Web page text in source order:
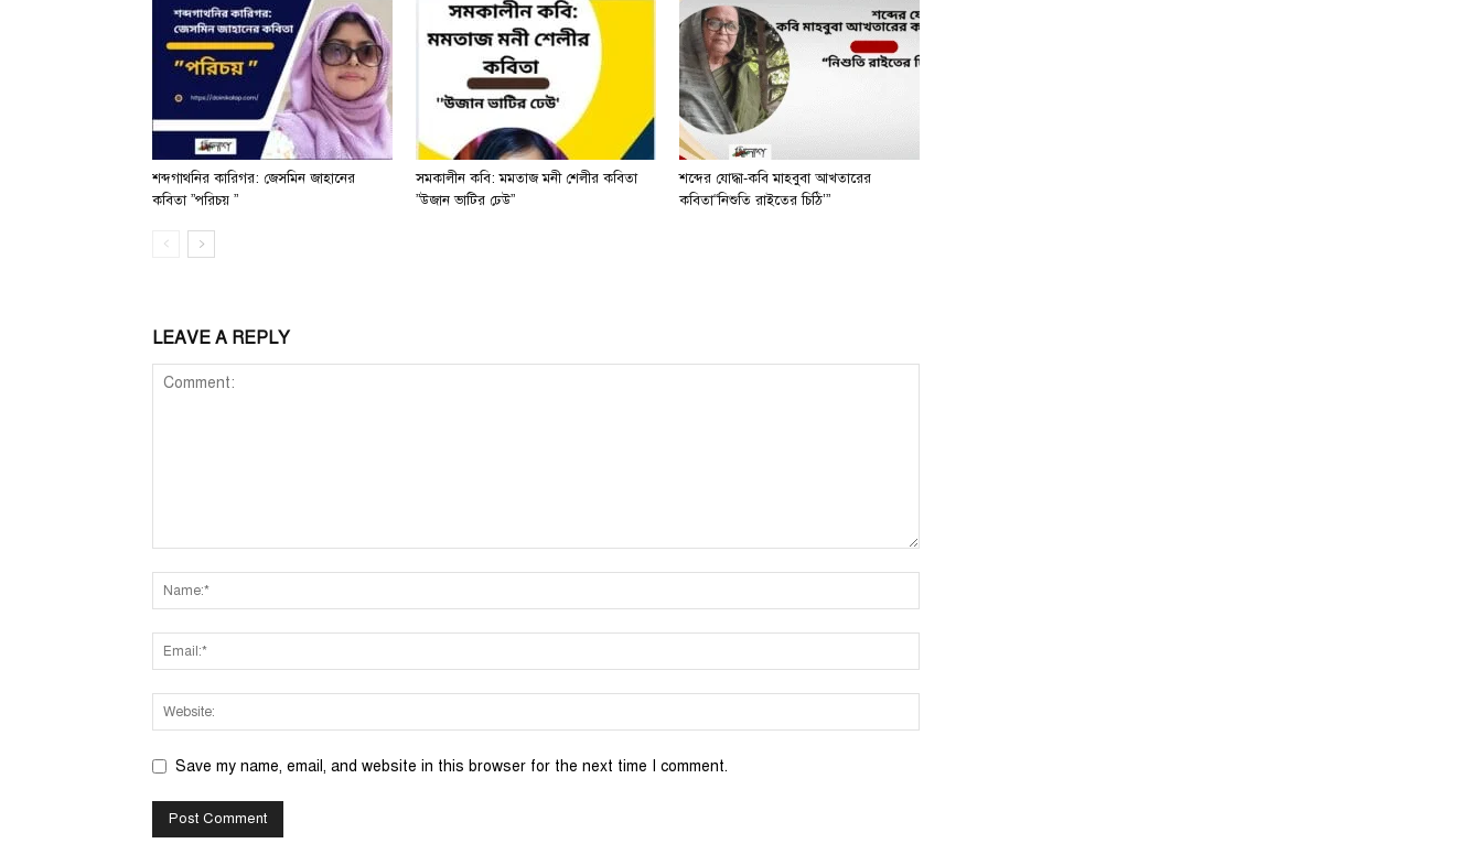
শব্দগাথনির কারিগর: জেসমিন জাহানের
কবিতা ”পরিচয় ”
সমকালীন কবি: মমতাজ মনী শেলীর কবিতা
”উজান ভাটির ঢেউ”
শব্দের যোদ্ধা-কবি মাহবুবা আখতারের
কবিতা“নিশুতি রাইতের চিঠি’”
LEAVE A REPLY
Save my name, email, and website in this browser for the next time I comment.